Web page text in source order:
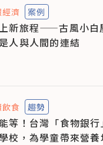
濟 案例
新旅程——古風小白
人與人間的連結
食 趨勢
等！台灣「食物銀
校，為學童帶來營